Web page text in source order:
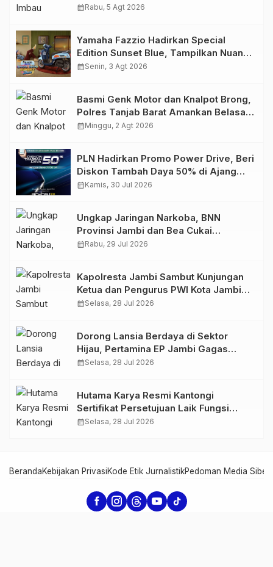
Migas Demi Keselamatan Bersama
calendar_monthRabu, 5 Agt 2026
Yamaha Fazzio Hadirkan Special
Edition Sunset Blue, Tampilkan Nuansa
Retro Summer yang Semakin Skena
calendar_monthSenin, 3 Agt 2026
Basmi Genk Motor dan Knalpot Brong,
Polres Tanjab Barat Amankan Belasan
Kendaraan
calendar_monthMinggu, 2 Agt 2026
PLN Hadirkan Promo Power Drive, Beri
Diskon Tambah Daya 50% di Ajang
GIIAS 2026
calendar_monthKamis, 30 Jul 2026
Ungkap Jaringan Narkoba, BNN
Provinsi Jambi dan Bea Cukai
Amankan Sembilan Pelaku beserta
calendar_monthRabu, 29 Jul 2026
Kapolresta Jambi Sambut Kunjungan
Ketua dan Pengurus PWI Kota Jambi
Perkuat Sinergi dan Kolaborasi
calendar_monthSelasa, 28 Jul 2026
Dorong Lansia Berdaya di Sektor
Hijau, Pertamina EP Jambi Gagas
Lansiapreneur Batik Eco-Print
calendar_monthSelasa, 28 Jul 2026
Hutama Karya Resmi Kantongi
Sertifikat Persetujuan Laik Fungsi
Struktur Jembatan Musi V Tol
calendar_monthSelasa, 28 Jul 2026
BerandaKebijakan PrivasiKode Etik JurnalistikPedoman Media Siber